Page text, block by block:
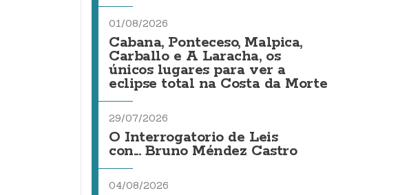
01/08/2026
Cabana, Ponteceso, Malpica,
Carballo e A Laracha, os
únicos lugares para ver a
eclipse total na Costa da Morte
29/07/2026
O Interrogatorio de Leis
con... Bruno Méndez Castro
04/08/2026